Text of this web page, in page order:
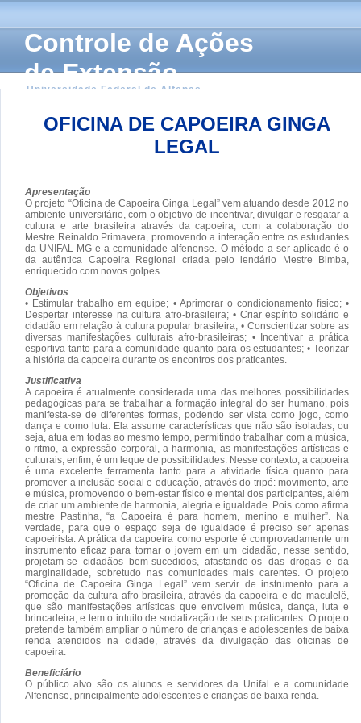
Controle de Ações
de Extensão
Universidade Federal de Alfenas
OFICINA DE CAPOEIRA GINGA
LEGAL
Apresentação
O projeto “Oficina de Capoeira Ginga Legal” vem atuando desde 2012 no
ambiente universitário, com o objetivo de incentivar, divulgar e resgatar a
cultura e arte brasileira através da capoeira, com a colaboração do
Mestre Reinaldo Primavera, promovendo a interação entre os estudantes
da UNIFAL-MG e a comunidade alfenense. O método a ser aplicado é o
da autêntica Capoeira Regional criada pelo lendário Mestre Bimba,
enriquecido com novos golpes.
Objetivos
• Estimular trabalho em equipe; • Aprimorar o condicionamento físico; •
Despertar interesse na cultura afro-brasileira; • Criar espírito solidário e
cidadão em relação à cultura popular brasileira; • Conscientizar sobre as
diversas manifestações culturais afro-brasileiras; • Incentivar a prática
esportiva tanto para a comunidade quanto para os estudantes; • Teorizar
a história da capoeira durante os encontros dos praticantes.
Justificativa
A capoeira é atualmente considerada uma das melhores possibilidades
pedagógicas para se trabalhar a formação integral do ser humano, pois
manifesta-se de diferentes formas, podendo ser vista como jogo, como
dança e como luta. Ela assume características que não são isoladas, ou
seja, atua em todas ao mesmo tempo, permitindo trabalhar com a música,
o ritmo, a expressão corporal, a harmonia, as manifestações artísticas e
culturais, enfim, é um leque de possibilidades. Nesse contexto, a capoeira
é uma excelente ferramenta tanto para a atividade física quanto para
promover a inclusão social e educação, através do tripé: movimento, arte
e música, promovendo o bem-estar físico e mental dos participantes, além
de criar um ambiente de harmonia, alegria e igualdade. Pois como afirma
mestre Pastinha, “a Capoeira é para homem, menino e mulher”. Na
verdade, para que o espaço seja de igualdade é preciso ser apenas
capoeirista. A prática da capoeira como esporte é comprovadamente um
instrumento eficaz para tornar o jovem em um cidadão, nesse sentido,
projetam-se cidadãos bem-sucedidos, afastando-os das drogas e da
marginalidade, sobretudo nas comunidades mais carentes. O projeto
“Oficina de Capoeira Ginga Legal” vem servir de instrumento para a
promoção da cultura afro-brasileira, através da capoeira e do maculelê,
que são manifestações artísticas que envolvem música, dança, luta e
brincadeira, e tem o intuito de socialização de seus praticantes. O projeto
pretende também ampliar o número de crianças e adolescentes de baixa
renda atendidos na cidade, através da divulgação das oficinas de
capoeira.
Beneficiário
O público alvo são os alunos e servidores da Unifal e a comunidade
Alfenense, principalmente adolescentes e crianças de baixa renda.